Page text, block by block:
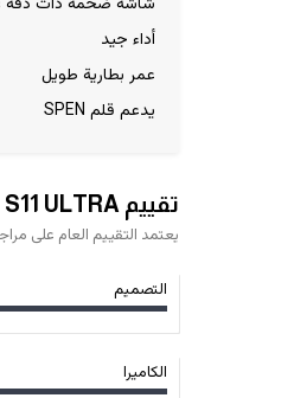
أداء جيد
عمر بطارية طويل
يدعم قلم SPEN
تقييم SAMSUNG GALAXY TAB S11 ULTRA
يعتمد التقييم العام على
التصميم
الكاميرا